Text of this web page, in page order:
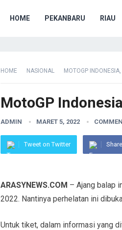
HOME PEKANBARU RIAU
HOME NASIONAL MOTOGP
MotoGP
ADMIN MARET 5, 2022
Tweet on Twitter
ARASYNEWS.COM – Ajang balap
2022. Nantinya perhelatan ini
Untuk tiket, dalam informasi yang